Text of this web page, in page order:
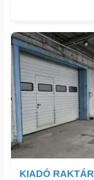
KIADÓ RAKTÁR